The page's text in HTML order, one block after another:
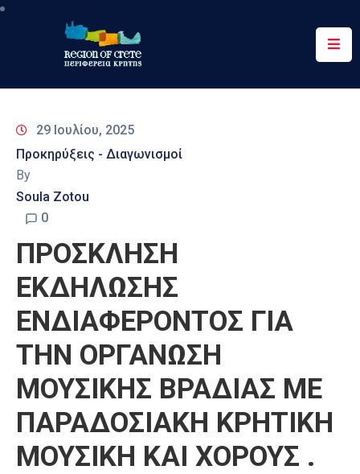
Περιφέρεια
&
Δράσεις
Ψηφιακές
Επικοινωνία
29 Ιουλίου, 2025
Προκηρύξεις - Διαγωνισμοί
By
Soula Zotou
0
ΠΡΟΣΚΛΗΣΗ
ΕΚΔΗΛΩΣΗΣ
ΕΝΔΙΑΦΕΡΟΝΤΟΣ ΓΙΑ
ΤΗΝ ΟΡΓΑΝΩΣΗ
ΜΟΥΣΙΚΗΣ ΒΡΑΔΙΑΣ ΜΕ
ΠΑΡΑΔΟΣΙΑΚΗ ΚΡΗΤΙΚΗ
ΜΟΥΣΙΚΗ ΚΑΙ ΧΟΡΟΥΣ .